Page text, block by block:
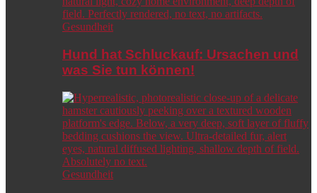
Gesundheit
Hund hat Schluckauf: Ursachen und
was Sie tun können!
Gesundheit